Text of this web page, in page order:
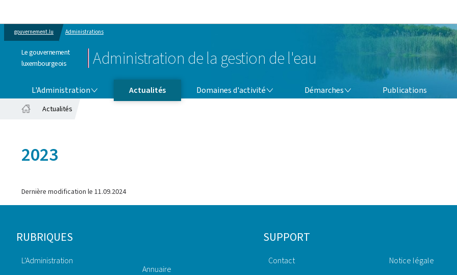
gouvernement.lu Administrations
Le gouvernement
luxembourgeois
Administration de la gestion de l'eau
L'Administration Actualités Domaines d'activité Démarches
DÉMARCHES
Publications
Actualités
2023
Dernière modification le 11.09.2024
Pied
de
RUBRIQUES
L'Administration
Annuaire
SUPPORT
Contact Notice légale